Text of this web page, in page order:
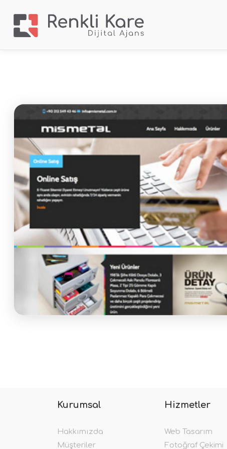
Kurumsal
Hakkımızda
Müşteriler
Hizmetler
Web Tasarım
Fotoğraf Çekimi